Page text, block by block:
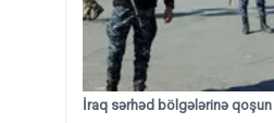
İraq sərhəd bölgələrinə